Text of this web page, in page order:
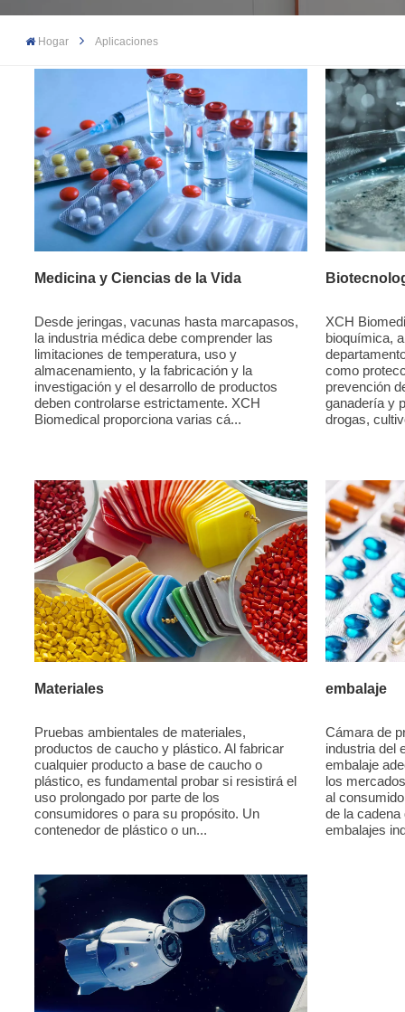
Hogar Aplicaciones
Medicina y Ciencias de la Vida
Desde jeringas, vacunas hasta marcapasos,
la industria médica debe comprender las
limitaciones de temperatura, uso y
almacenamiento, y la fabricación y la
investigación y el desarrollo de productos
deben controlarse estrictamente. XCH
Biomedical proporciona varias cá...
XCH
bioquímica,
como
prevención
ganadería y
drogas,
Materiales
Pruebas ambientales de materiales,
productos de caucho y plástico. Al fabricar
cualquier producto a base de caucho o
plástico, es fundamental probar si resistirá el
uso prolongado por parte de los
consumidores o para su propósito. Un
contenedor de plástico o un...
embalaje
Cámara de
industria del
embalaje
los
al
de la
embalajes